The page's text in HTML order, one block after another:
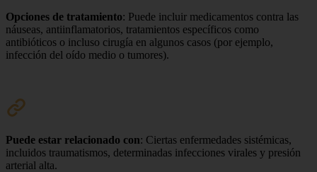
Opciones de tratamiento: Puede incluir medicamentos contra las
náuseas, antiinflamatorios, tratamientos específicos como
antibióticos o incluso cirugía en algunos casos (por ejemplo,
infección del oído medio o tumores).
Puede estar relacionado con: Ciertas enfermedades sistémicas,
incluidos traumatismos, determinadas infecciones virales y presión
arterial alta.